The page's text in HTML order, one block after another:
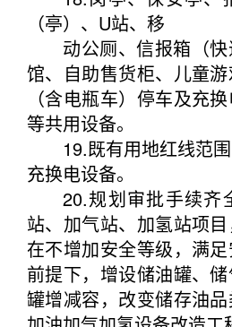
（亭）、U站、移
动公厕、信报箱（快
馆、自助售货柜、儿童
（含电瓶车）停车及充
等共用设备。
19.既有用地红线范围
充换电设备。
20.规划审批手续齐
站、加气站、加氢站项目
在不增加安全等级，满
前提下，增设储油罐、
罐增减容，改变储存油